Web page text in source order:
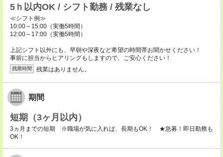
5ｈ以内OK / シフト勤務 / 残業なし
≪シフト例≫
10:00～15:00（実働5時間）
12:00～17:00（実働5時間）
上記シフト以外にも、早朝や深夜など希望の時間帯お聞かせください！
事前に担当からヒアリングもしますので、ご安心ください！
残業時間 残業はありません。
期間
短期（3ヶ月以内）
3ヵ月までの短期 ※職場が気に入れば、長期もOK！ ★急募！即日勤務も
OK！